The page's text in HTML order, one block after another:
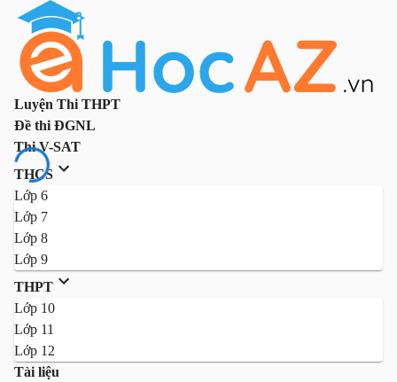
Luyện Thi THPT
Đề thi ĐGNL
Thi V-SAT
THCS
Lớp 6
Lớp 7
Lớp 8
Lớp 9
THPT
Lớp 10
Lớp 11
Lớp 12
Tài liệu